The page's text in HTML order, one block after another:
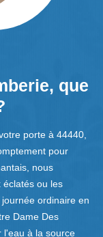
que
porte à 44440,
pour
nous
éclatés ou les
ordinaire en
Dame Des
l'eau à la source